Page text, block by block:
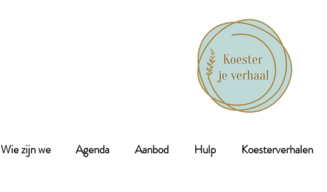
Wie zijn we Agenda Aanbod Hulp Koesterverhalen